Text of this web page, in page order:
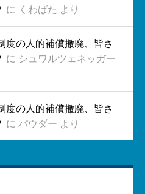
に くわばた より
度の人的補償撤廃、皆さ
に シュワルツェネッガー
度の人的補償撤廃、皆さ
に パウダー より